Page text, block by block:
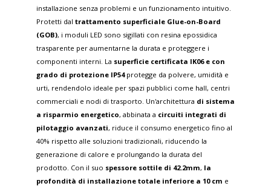
installazione senza problemi e un funzionamento intuitivo.
Protetti dal trattamento superficiale Glue-on-Board
(GOB), i moduli LED sono sigillati con resina epossidica
trasparente per aumentarne la durata e proteggere i
componenti interni. La superficie certificata IK06 e con
grado di protezione IP54protegge da polvere, umidità e
urti, rendendolo ideale per spazi pubblici come hall, centri
commerciali e nodi di trasporto. Un'architettura di sistema
a risparmio energetico, abbinata a circuiti integrati di
pilotaggio avanzati, riduce il consumo energetico fino al
40% rispetto alle soluzioni tradizionali, riducendo la
generazione di calore e prolungando la durata del
prodotto. Con il suo spessore sottile di 42.2mm, la
profondità di installazione totale inferiore a 10 cm e